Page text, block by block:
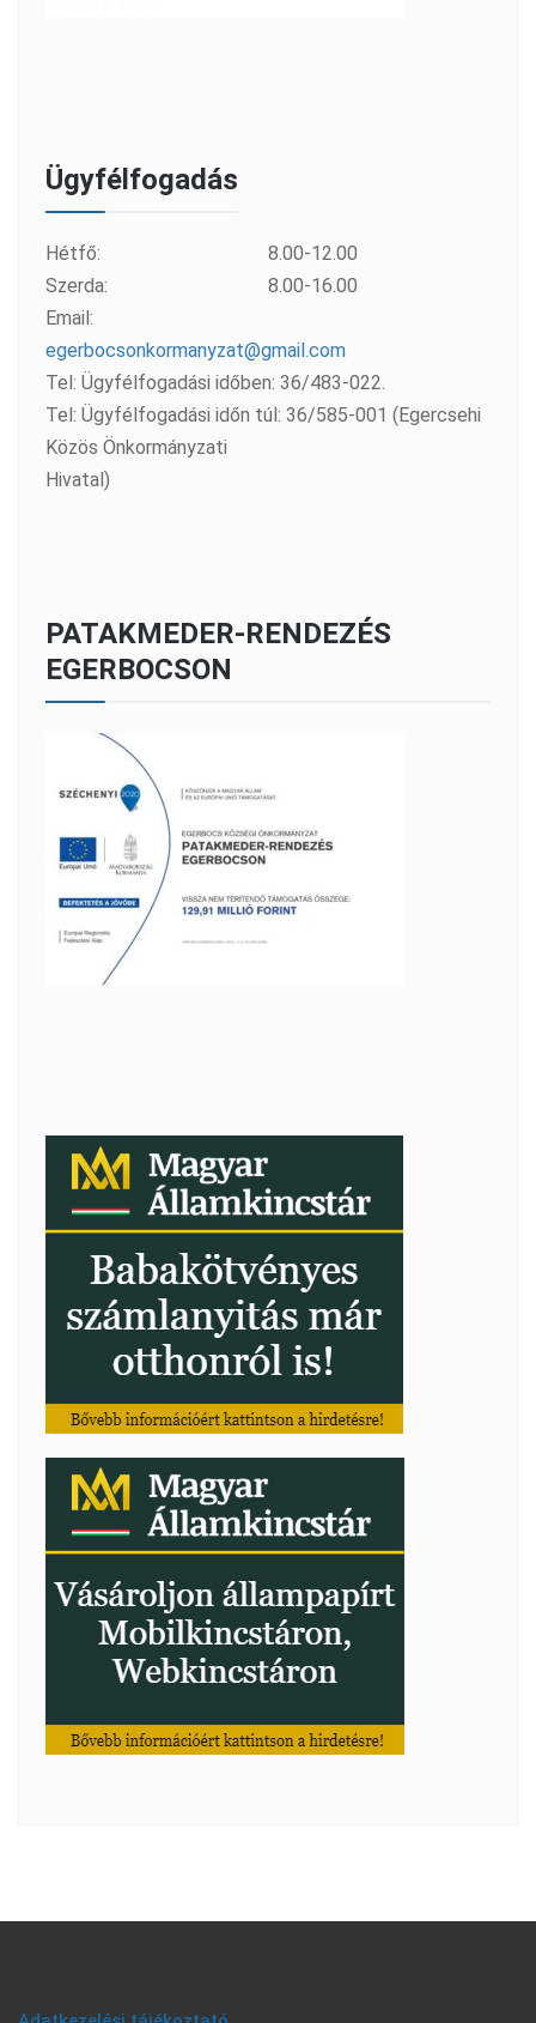
Ügyfélfogadás
Hétfő:
8.00-12.00
Szerda:
8.00-16.00
Email:
egerbocsonkormanyzat@gmail.com
Tel: Ügyfélfogadási időben: 36/483-022.
Tel: Ügyfélfogadási időn túl: 36/585-001 (Egercsehi
Közös Önkormányzati
Hivatal)
PATAKMEDER-RENDEZÉS
EGERBOCSON